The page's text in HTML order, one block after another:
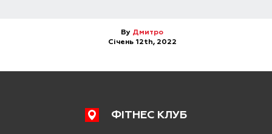
By Дмитро
Січень 12th, 2022
ФІТНЕС КЛУБ